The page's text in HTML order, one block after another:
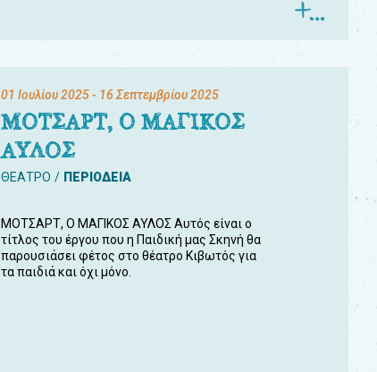
01 Ιουλίου 2025- 16 Σεπτεμβρίου 2025
ΜΟΤΣΑΡΤ, Ο ΜΑΓΙΚΟΣ
ΑΥΛΟΣ
ΘΕΑΤΡΟ ΠΕΡΙΟΔΕΙΑ
ΜΟΤΣΑΡΤ, Ο ΜΑΓΙΚΟΣ ΑΥΛΟΣ Αυτός είναι ο
τίτλος του έργου που η Παιδική μας Σκηνή θα
παρουσιάσει φέτος στο θέατρο Κιβωτός για
τα παιδιά και όχι μόνο.